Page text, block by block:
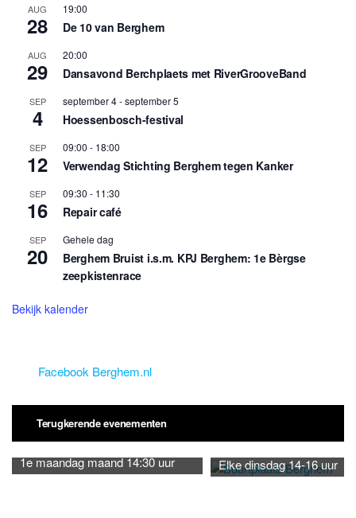
AUG
28
19:00
De 10 van Berghem
AUG
29
20:00
Dansavond Berchplaets met RiverGrooveBand
SEP
4
september 4-september 5
Hoessenbosch-festival
SEP
12
09:00 - 18:00
Verwendag Stichting Berghem tegen Kanker
SEP
16
09:30 - 11:30
Repair café
SEP
20
Gehele dag
Berghem Bruist i.s.m. KPJ Berghem: 1e Bèrgse
zeepkistenrace
Bekijk kalender
Facebook Berghem.nl
Terugkerende evenementen
1e maandag maand 14:30 uur Elke dinsdag 14-16 uur